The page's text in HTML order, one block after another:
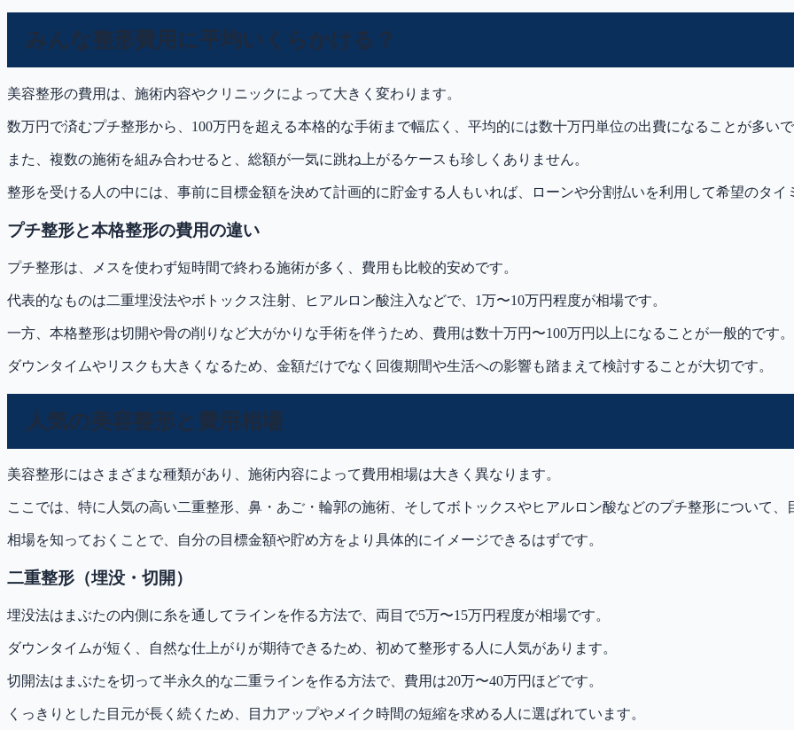
みんな整形費用に平均いくらかける？
美容整形の費用は、施術内容やクリニックによって大きく変わります。
数万円で済むプチ整形から、100万円を超える本格的な手術まで幅広く、平均的には数十万円単位の出費になることが多いで
また、複数の施術を組み合わせると、総額が一気に跳ね上がるケースも珍しくありません。
整形を受ける人の中には、事前に目標金額を決めて計画的に貯金する人もいれば、ローンや分割払いを利用して希望のタイ
プチ整形と本格整形の費用の違い
プチ整形は、メスを使わず短時間で終わる施術が多く、費用も比較的安めです。
代表的なものは二重埋没法やボトックス注射、ヒアルロン酸注入などで、1万〜10万円程度が相場です。
一方、本格整形は切開や骨の削りなど大がかりな手術を伴うため、費用は数十万円〜100万円以上になることが一般的です。
ダウンタイムやリスクも大きくなるため、金額だけでなく回復期間や生活への影響も踏まえて検討することが大切です。
人気の美容整形と費用相場
美容整形にはさまざまな種類があり、施術内容によって費用相場は大きく異なります。
ここでは、特に人気の高い二重整形、鼻・あご・輪郭の施術、そしてボトックスやヒアルロン酸などのプチ整形について、
相場を知っておくことで、自分の目標金額や貯め方をより具体的にイメージできるはずです。
二重整形（埋没・切開）
埋没法はまぶたの内側に糸を通してラインを作る方法で、両目で5万〜15万円程度が相場です。
ダウンタイムが短く、自然な仕上がりが期待できるため、初めて整形する人に人気があります。
切開法はまぶたを切って半永久的な二重ラインを作る方法で、費用は20万〜40万円ほどです。
くっきりとした目元が長く続くため、目力アップやメイク時間の短縮を求める人に選ばれています。